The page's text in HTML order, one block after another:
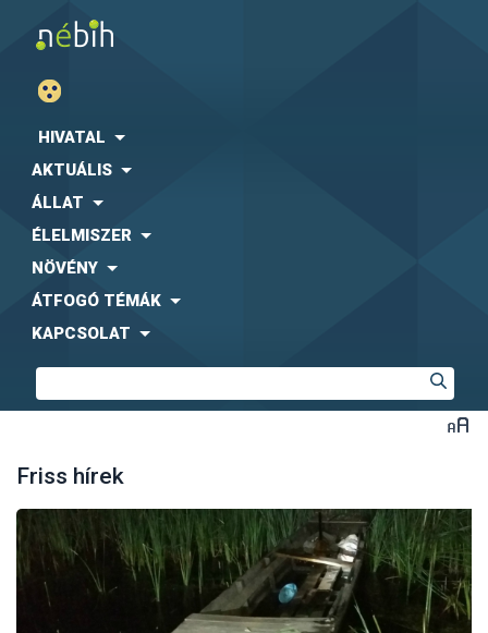
HIVATAL
AKTUÁLIS
ÁLLAT
ÉLELMISZER
NÖVÉNY
ÁTFOGÓ TÉMÁK
KAPCSOLAT
Friss hírek